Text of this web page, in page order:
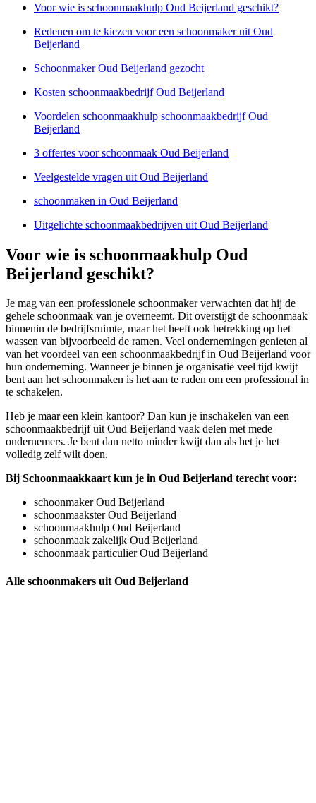
Voor wie is schoonmaakhulp Oud Beijerland geschikt?
Redenen om te kiezen voor een schoonmaker uit Oud
Beijerland
Schoonmaker Oud Beijerland gezocht
Kosten schoonmaakbedrijf Oud Beijerland
Voordelen schoonmaakhulp schoonmaakbedrijf Oud
Beijerland
3 offertes voor schoonmaak Oud Beijerland
Veelgestelde vragen uit Oud Beijerland
schoonmaken in Oud Beijerland
Uitgelichte schoonmaakbedrijven uit Oud Beijerland
Voor wie is schoonmaakhulp Oud
Beijerland geschikt?
Je mag van een professionele schoonmaker verwachten dat hij de
gehele schoonmaak van je overneemt. Dit overstijgt de schoonmaak
binnenin de bedrijfsruimte, maar het heeft ook betrekking op het
wassen van bijvoorbeeld de ramen. Veel ondernemingen genieten al
van het voordeel van een schoonmaakbedrijf in Oud Beijerland voor
hun onderneming. Wanneer je binnen je organisatie veel tijd kwijt
bent aan het schoonmaken is het aan te raden om een professional in
te schakelen.
Heb je maar een klein kantoor? Dan kun je inschakelen van een
schoonmaakbedrijf uit Oud Beijerland vaak delen met mede
ondernemers. Je bent dan netto minder kwijt dan als het je het
volledig zelf wilt doen.
Bij Schoonmaakkaart kun je in Oud Beijerland terecht voor:
schoonmaker Oud Beijerland
schoonmaakster Oud Beijerland
schoonmaakhulp Oud Beijerland
schoonmaak zakelijk Oud Beijerland
schoonmaak particulier Oud Beijerland
Alle schoonmakers uit Oud Beijerland